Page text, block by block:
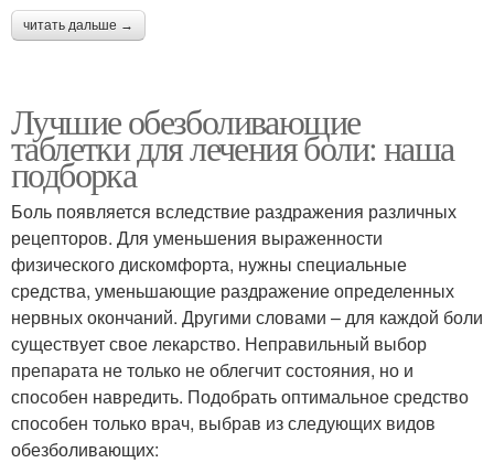
читать дальше →
Лучшие обезболивающие
таблетки для лечения боли: наша
подборка
Боль появляется вследствие раздражения различных
рецепторов. Для уменьшения выраженности
физического дискомфорта, нужны специальные
средства, уменьшающие раздражение определенных
нервных окончаний. Другими словами – для каждой боли
существует свое лекарство. Неправильный выбор
препарата не только не облегчит состояния, но и
способен навредить. Подобрать оптимальное средство
способен только врач, выбрав из следующих видов
обезболивающих: